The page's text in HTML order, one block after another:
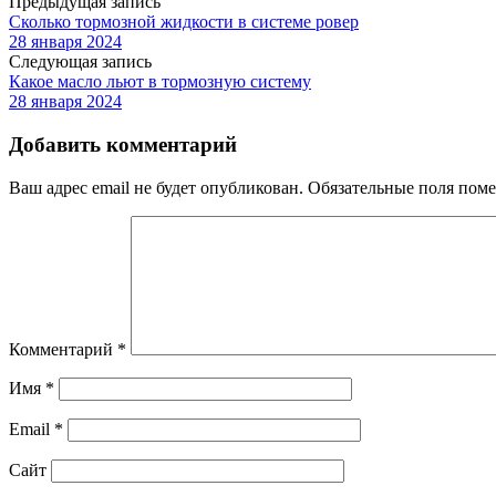
Сколько тормозной жидкости в системе ровер
28 января 2024
Следующая запись
Какое масло льют в тормозную систему
28 января 2024
Добавить комментарий
Ваш адрес email не будет опубликован. Обязательные поля
Комментарий *
Имя *
Email *
Сайт